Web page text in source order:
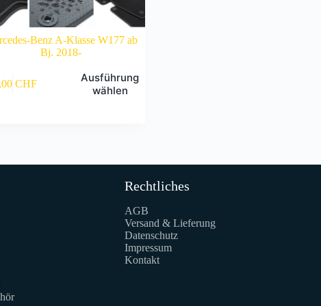
Benz A-Klasse W177 ab
Bj. 2018-
CHF
Ausführung
wählen
Rechtliches
AGB
Versand & Lieferung
Datenschutz
Impressum
Kontakt